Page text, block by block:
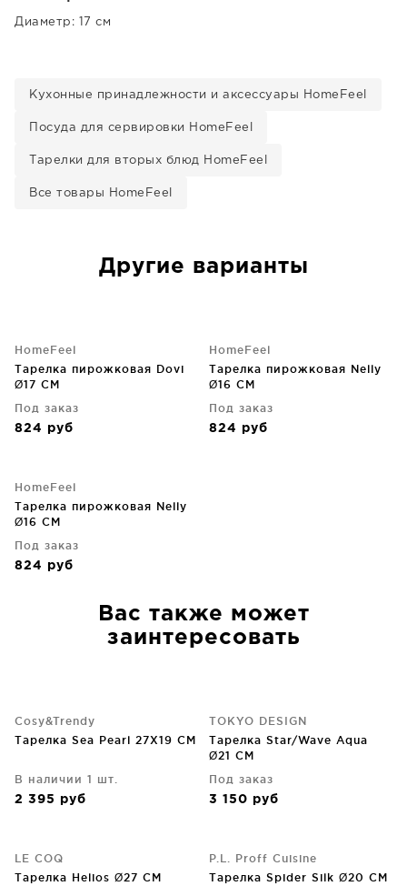
Диаметр: 17 см
Кухонные принадлежности и аксессуары HomeFeel
Посуда для сервировки HomeFeel
Тарелки для вторых блюд HomeFeel
Все товары HomeFeel
Другие варианты
HomeFeel
Тарелка пирожковая Dovi
Ø17 CM
Под заказ
824 руб
HomeFeel
Тарелка пирожковая Nelly
Ø16 CM
Под заказ
824 руб
HomeFeel
Тарелка пирожковая Nelly
Ø16 CM
Под заказ
824 руб
Вас также может
заинтересовать
Cosy&Trendy
Тарелка Sea Pearl 27X19 CM
В наличии 1 шт.
2 395 руб
TOKYO DESIGN
Тарелка Star/Wave Aqua
Ø21 CM
Под заказ
3 150 руб
LE COQ
Тарелка Helios Ø27 CM
P.L. Proff Cuisine
Тарелка Spider Silk Ø20 CM